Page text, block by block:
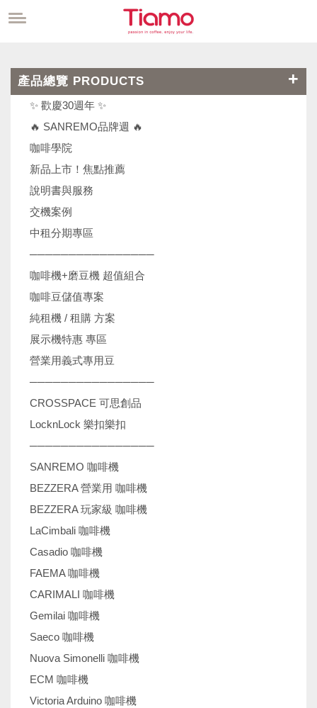
產品總覽 PRODUCTS
✨ 歡慶30週年 ✨
🔥 SANREMO品牌週 🔥
咖啡學院
新品上市！焦點推薦
說明書與服務
交機案例
中租分期專區
────────────────
咖啡機+磨豆機 超值組合
咖啡豆儲值專案
純租機 / 租購 方案
展示機特惠 專區
營業用義式專用豆
────────────────
CROSSPACE 可思創品
LocknLock 樂扣樂扣
────────────────
SANREMO 咖啡機
BEZZERA 營業用 咖啡機
BEZZERA 玩家級 咖啡機
LaCimbali 咖啡機
Casadio 咖啡機
FAEMA 咖啡機
CARIMALI 咖啡機
Gemilai 咖啡機
Saeco 咖啡機
Nuova Simonelli 咖啡機
ECM 咖啡機
Victoria Arduino 咖啡機